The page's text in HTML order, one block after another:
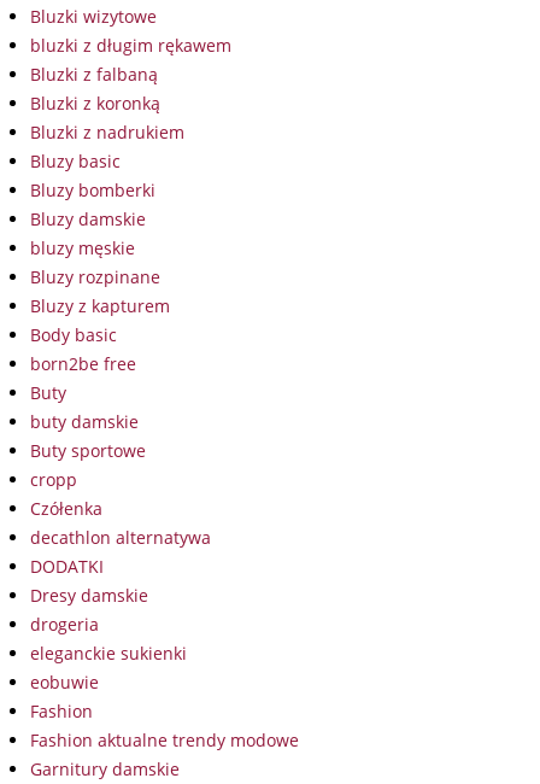
Bluzki wizytowe
bluzki z długim rękawem
Bluzki z falbaną
Bluzki z koronką
Bluzki z nadrukiem
Bluzy basic
Bluzy bomberki
Bluzy damskie
bluzy męskie
Bluzy rozpinane
Bluzy z kapturem
Body basic
born2be free
Buty
buty damskie
Buty sportowe
cropp
Czółenka
decathlon alternatywa
DODATKI
Dresy damskie
drogeria
eleganckie sukienki
eobuwie
Fashion
Fashion aktualne trendy modowe
Garnitury damskie